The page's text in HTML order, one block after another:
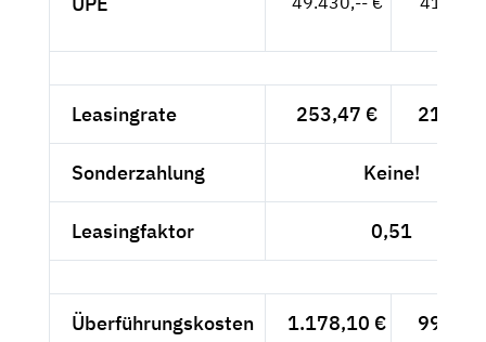
Leasingrate 253,47 € 213,--
Sonderzahlung Keine!
Leasingfaktor 0,51
Überführungskosten 1.178,10 € 990,--